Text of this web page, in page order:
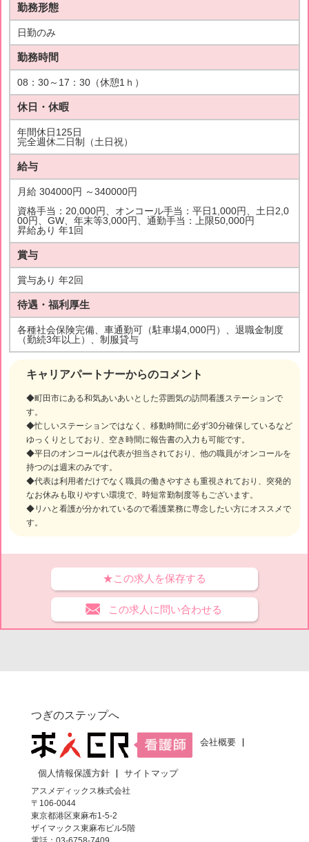
キャリアパートナーからのコメント
◆町田市にある和気あいあいとした雰囲気の訪問看護ステーションで
す。
◆忙しいステーションではなく、移動時間に必ず30分確保しているなど
ゆっくりとしており、空き時間に報告書の入力も可能です。
◆平日のオンコールは代表が担当されており、他の職員がオンコールを
持つのは週末のみです。
◆代表は利用者だけでなく職員の働きやすさも重視されており、突発的
なお休みも取りやすい環境で、時短常勤制度等もございます。
◆リハと看護が分かれているので看護業務に専念したい方にオススメで
す。
勤務形態
日勤のみ
勤務時間
08：30～17：30（休憩1ｈ）
休日・休暇
年間休日125日
完全週休二日制（土日祝）
給与
月給 304000円 ～340000円
資格手当：20,000円、オンコール手当：平日1,000円、土日2,0
00円、GW、年末等3,000円、通勤手当：上限50,000円
昇給あり 年1回
賞与
賞与あり 年2回
待遇・福利厚生
各種社会保険完備、車通勤可（駐車場4,000円）、退職金制度
（勤続3年以上）、制服貸与
★この求人を保存する
この求人に問い合わせる
つぎのステップへ
会社概要
個人情報保護方針
サイトマップ
アスメディックス株式会社
〒106-0044
東京都港区東麻布1-5-2
ザイマックス東麻布ビル5階